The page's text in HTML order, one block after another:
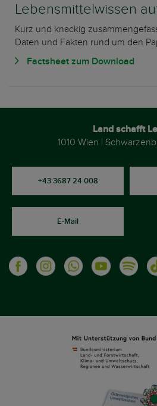
Lebensmittelwissen
Kurz und knackig
Daten und Fakten rund um den
Factsheet zum Download
Land schafft
1010 Wien |
+43 3687 24 008
E-Mail